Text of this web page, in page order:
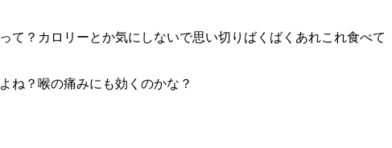
？カロリーとか気にしないで思い切りばくばくあれこれ食べて
ね？喉の痛みにも効くのかな？